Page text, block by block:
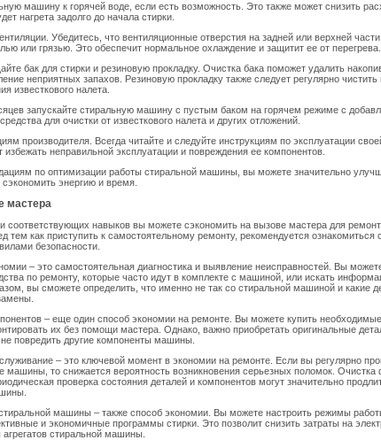
машину к горячей воде, если есть возможность. Это также может снизить
нагрета задолго до начала стирки.
Убедитесь, что вентиляционные отверстия на задней или верхней
или грязью. Это обеспечит нормальное охлаждение и защитит ее от перегрева.
бак для стирки и резиновую прокладку. Очистка бака поможет удалить
неприятных запахов. Резиновую прокладку также следует регулярно чистить
известкового налета.
запускайте стиральную машину с пустым баком на горячем режиме с
для очистки от известкового налета и других отложений.
производителя. Всегда читайте и следуйте инструкциям по эксплуатации
неправильной эксплуатации и повреждения ее компонентов.
по оптимизации работы стиральной машины, вы можете значительно
энергию и время.
мастера
соответствующих навыков вы можете сэкономить на вызове мастера для
тем как приступить к самостоятельному ремонту, рекомендуется ознакомиться
безопасности.
– это самостоятельная диагностика и выявление неисправностей. Вы
по ремонту, которые часто идут в комплекте с машиной, или искать
вы сможете определить, что именно не так со стиральной машиной и какие
– еще один способ экономии на ремонте. Вы можете купить
их без помощи мастера. Однако, важно приобретать оригинальные
повредить другие компоненты машины.
– это ключевой момент в экономии на ремонте. Если вы регулярно
машины, то снижается вероятность возникновения серьезных поломок. Очистка
проверка состояния деталей и компонентов могут значительно
машины – также способ экономии. Вы можете настроить режимы
и экономичные программы стирки. Это позволит снизить затраты на
стиральной машины.